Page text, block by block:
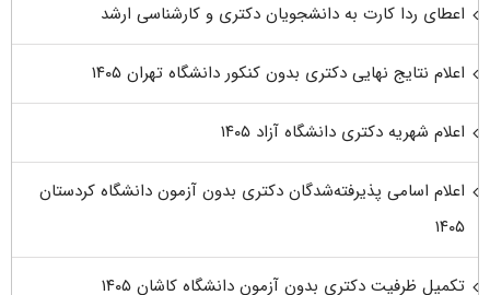
اعطای ردا کارت به دانشجویان دکتری و کارشناسی ارشد
اعلام نتایج نهایی دکتری بدون کنکور دانشگاه تهران ۱۴۰۵
اعلام شهریه دکتری دانشگاه آزاد ۱۴۰۵
اعلام اسامی پذیرفته‌شدگان دکتری بدون آزمون دانشگاه کردستان
۱۴۰۵
تکمیل ظرفیت دکتری بدون آزمون دانشگاه کاشان ۱۴۰۵